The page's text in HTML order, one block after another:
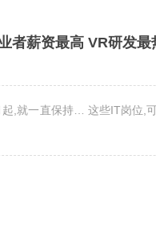
者薪资最高 VR研发最
,就一直保持… 这些IT岗位,